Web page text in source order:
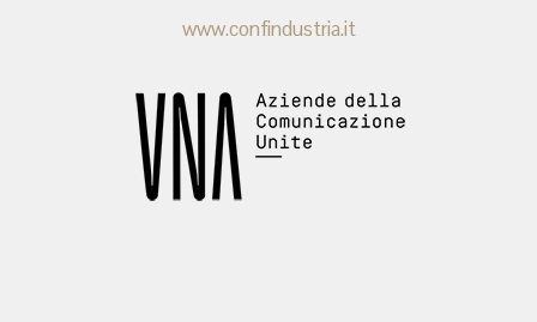
www.confindustria.it